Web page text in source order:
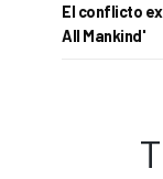
El conflicto
All Mankind'